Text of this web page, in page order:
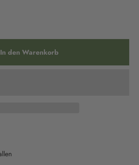
In den Warenkorb